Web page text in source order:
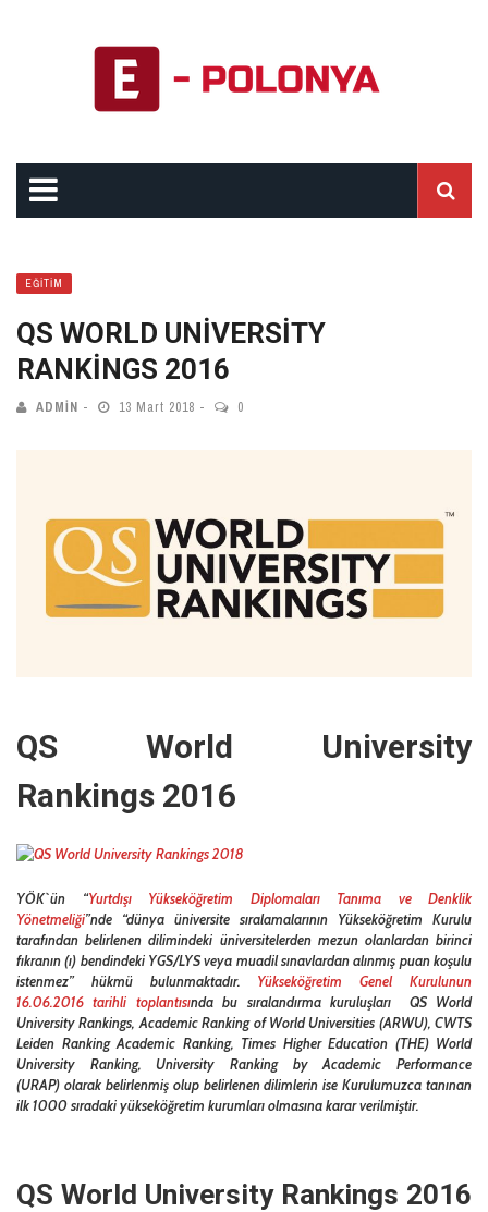
EĞITIM
QS WORLD UNIVERSITY
RANKINGS 2016
ADMIN 13 Mart 2018 0
QS World University
Rankings 2016
YÖK`ün “Yurtdışı Yükseköğretim Diplomaları Tanıma ve Denklik
Yönetmeliği”nde “dünya üniversite sıralamalarının Yükseköğretim Kurulu
tarafından belirlenen dilimindeki üniversitelerden mezun olanlardan birinci
fıkranın (ı) bendindeki YGS/LYS veya muadil sınavlardan alınmış puan koşulu
istenmez” hükmü bulunmaktadır. Yükseköğretim Genel Kurulunun
16.06.2016 tarihli toplantısında bu sıralandırma kuruluşları QS World
University Rankings, Academic Ranking of World Universities (ARWU), CWTS
Leiden Ranking Academic Ranking, Times Higher Education (THE) World
University Ranking, University Ranking by Academic Performance
(URAP) olarak belirlenmiş olup belirlenen dilimlerin ise Kurulumuzca tanınan
ilk 1000 sıradaki yükseköğretim kurumları olmasına karar verilmiştir.
QS World University Rankings 2016